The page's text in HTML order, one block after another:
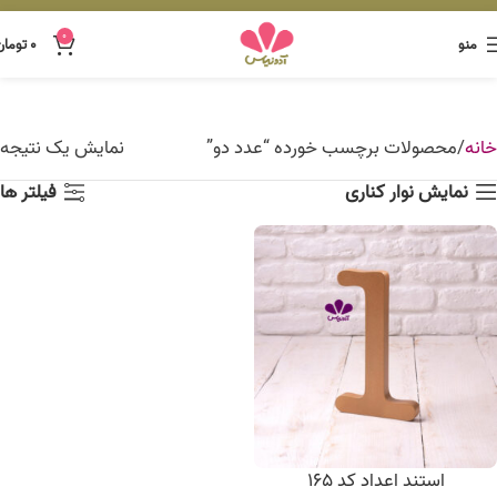
منو 0 ۰
خانه محصولات برچسب خورده “عدد دو”
نمایش یک نتیجه
نمایش نوار کناری
فیلتر ها
استند اعداد کد 165